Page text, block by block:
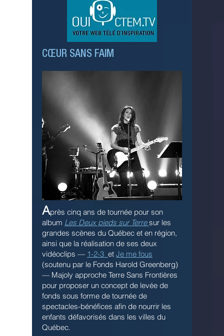
CŒUR SANS FAIM
Après cinq ans de tournée pour son
album Les Deux pieds sur Terresur les
grandes scènes du Québec et en région,
ainsi que la réalisation de ses deux
vidéoclips — 1-2-3 et Je me fous
(soutenu par le Fonds Harold Greenberg)
— Majoly approche Terre Sans Frontières
pour proposer un concept de levée de
fonds sous forme de tournée de
spectacles-bénéfices afin de nourrir les
enfants défavorisés dans les villes du
Québec.